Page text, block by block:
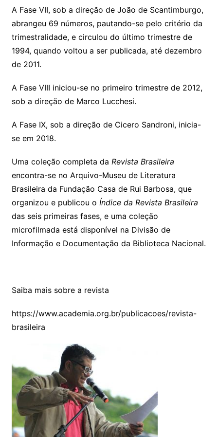
A Fase VII, sob a direção de João de Scantimburgo,
abrangeu 69 números, pautando-se pelo critério da
trimestralidade, e circulou do último trimestre de
1994, quando voltou a ser publicada, até dezembro
de 2011.
A Fase VIII iniciou-se no primeiro trimestre de 2012,
sob a direção de Marco Lucchesi.
A Fase IX, sob a direção de Cicero Sandroni, inicia-
se em 2018.
Uma coleção completa da Revista Brasileira
encontra-se no Arquivo-Museu de Literatura
Brasileira da Fundação Casa de Rui Barbosa, que
organizou e publicou o Índice da Revista Brasileira
das seis primeiras fases, e uma coleção
microfilmada está disponível na Divisão de
Informação e Documentação da Biblioteca Nacional.
Saiba mais sobre a revista
https://www.academia.org.br/publicacoes/revista-
brasileira